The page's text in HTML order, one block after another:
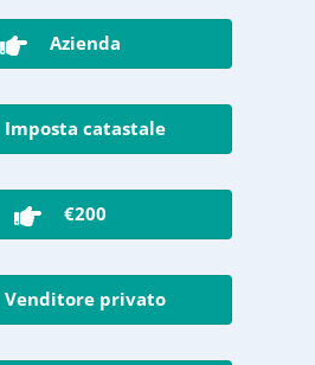
Azienda
Imposta catastale
€200
Venditore privato